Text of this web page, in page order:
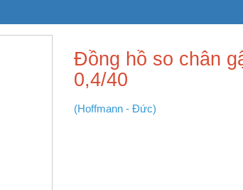
Đồng hồ so chân
0,4/40
(Hoffmann - Đức)